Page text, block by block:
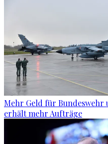
Mehr Geld für
erhält mehr Aufträge